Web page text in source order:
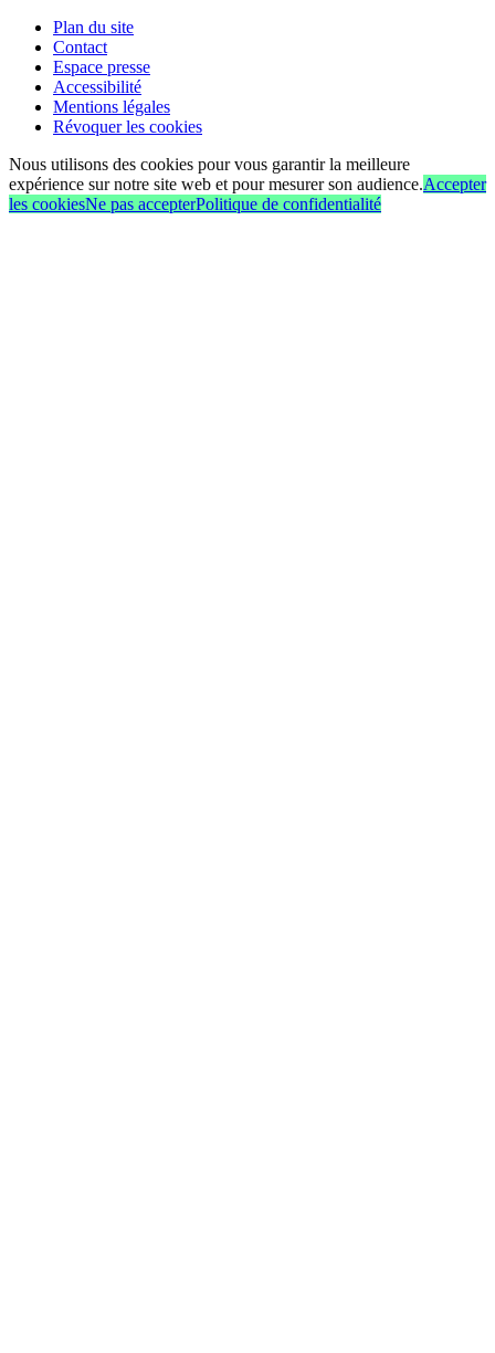
Plan du site
Contact
Espace presse
Accessibilité
Mentions légales
Révoquer les cookies
Nous utilisons des cookies pour vous garantir la meilleure
expérience sur notre site web et pour mesurer son audience.Accepter
les cookiesNe pas accepterPolitique de confidentialité